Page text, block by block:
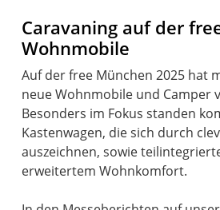
Caravaning auf der
Wohnmobile
Auf der free München 2025 hat
neue Wohnmobile und Camper
Besonders im Fokus standen
Kastenwagen, die sich durch
auszeichnen, sowie
erweitertem Wohnkomfort.